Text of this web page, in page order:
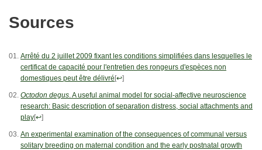
Sources
Arrêté du 2 juillet 2009 fixant les conditions simplifiées dans lesquelles le
certificat de capacité pour l'entretien des rongeurs d'espèces non
domestiques peut être délivré[↩]
Octodon degus . A useful animal model for social-affective neuroscience
research: Basic description of separation distress, social attachments and
play[↩]
An experimental examination of the consequences of communal versus
solitary breeding on maternal condition and the early postnatal growth